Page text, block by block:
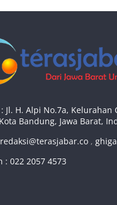
Jl. H. Alpi No.7a,
Bandung, Jawa Barat,
redaksi@terasjabar.co ,
: 022 2057 4573